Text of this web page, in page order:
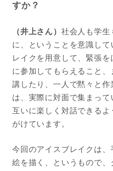
すか？
（井上さん） 社会人も学生
に、ということを意識し
レイクを用意して、緊張
に参加してもらえること
講したり、一人で黙々と
は、実際に対面で集まっ
互いに楽しく対話できる
がけています。
今回のアイスブレイクは
絵を描く、というもので、